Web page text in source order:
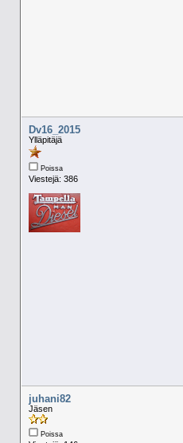
Dv16_2015
Ylläpitäjä
Poissa
Viestejä: 386
juhani82
Jäsen
Poissa